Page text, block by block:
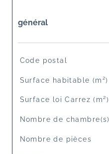
général
TRAD_SIROCCO_Caracteristique
Code postal
Surface habitable (m²)
Surface loi Carrez (m²)
Nombre de chambre(s)
Nombre de pièces